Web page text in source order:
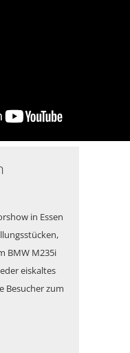
in Essen
BMW M235i
eiskaltes
Besucher zum